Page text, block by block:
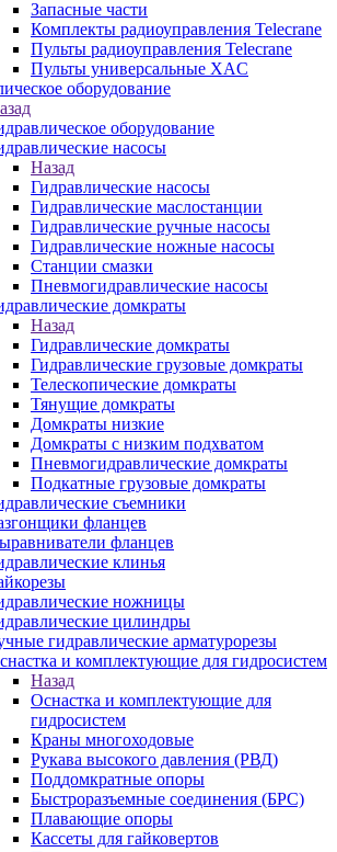
Запасные части
Комплекты радиоуправления Telecrane
Пульты радиоуправления Telecrane
Пульты универсальные XAC
оборудование
оборудование
насосы
Назад
Гидравлические насосы
Гидравлические маслостанции
Гидравлические ручные насосы
Гидравлические ножные насосы
Станции смазки
Пневмогидравлические насосы
домкраты
Назад
Гидравлические домкраты
Гидравлические грузовые домкраты
Телескопические домкраты
Тянущие домкраты
Домкраты низкие
Домкраты с низким подхватом
Пневмогидравлические домкраты
Подкатные грузовые домкраты
съемники
фланцев
фланцев
клинья
ножницы
цилиндры
гидравлические арматурорезы
и комплектующие для гидросистем
Назад
Оснастка и комплектующие для
гидросистем
Краны многоходовые
Рукава высокого давления (РВД)
Поддомкратные опоры
Быстроразъемные соединения (БРС)
Плавающие опоры
Кассеты для гайковертов